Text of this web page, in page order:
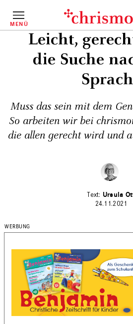
InhaltMENÜ
Leicht,
die Suche
Muss das sein mit dem
So arbeiten wir bei
die allen gerecht wird und
Ursula
24.11.2021